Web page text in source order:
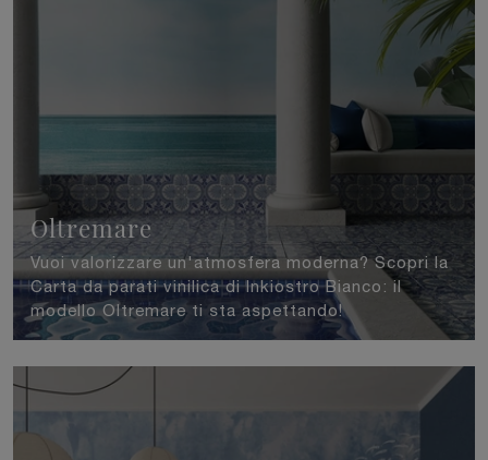
Oltremare
Vuoi valorizzare un'atmosfera moderna? Scopri la
Carta da parati vinilica di Inkiostro Bianco: il
modello Oltremare ti sta aspettando!